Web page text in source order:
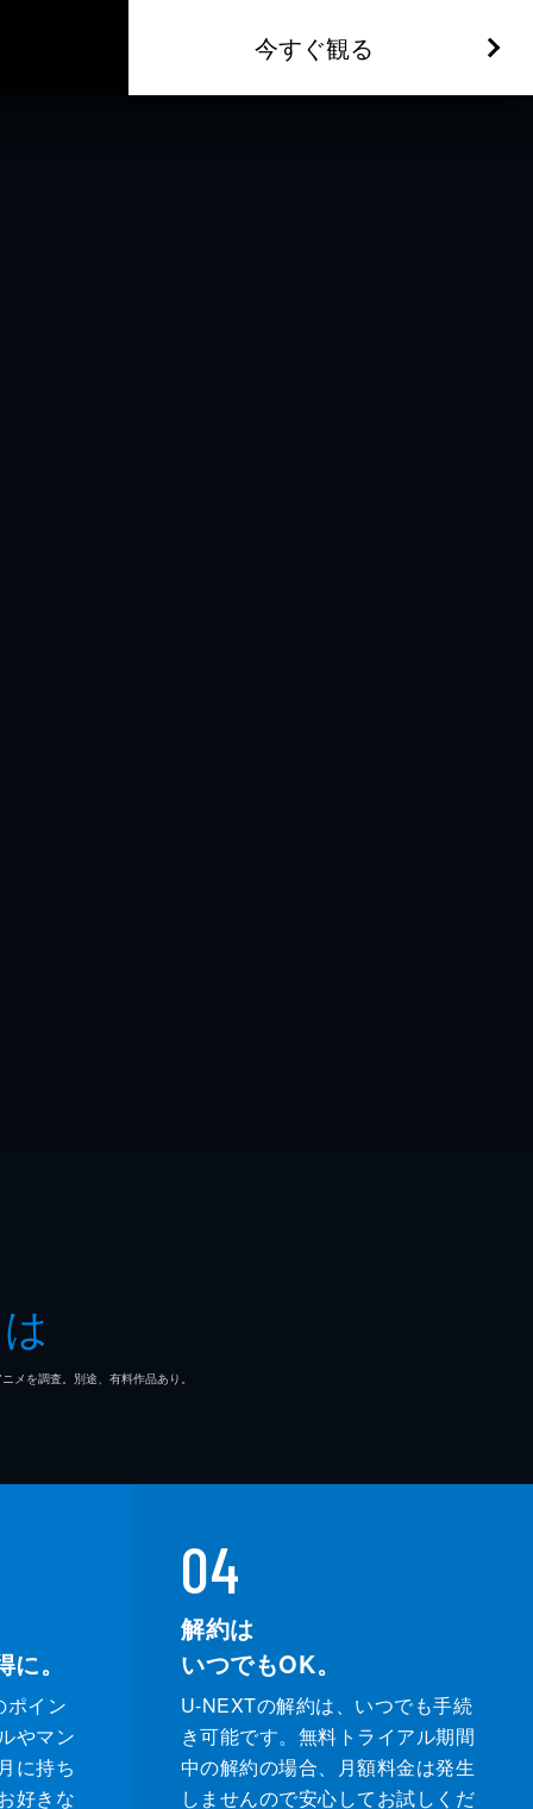
今すぐ観る
を調査。別途、有料作品あり。
。
ポイン
やマン
に持ち
好きな
04
解約は
いつでもOK。
U-NEXTの解約は、いつでも手続
き可能です。無料トライアル期間
中の解約の場合、月額料金は発生
しませんので安心してお試しくだ